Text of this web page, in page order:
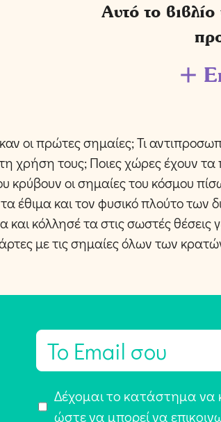
Αυτό το
οι πρώτες σημαίες; Τι
τη χρήση τους; Ποιες χώρες έχουν
κρύβουν οι σημαίες του κόσμου
τα έθιμα και τον φυσικό πλούτο
κόλλησέ τα στις σωστές θέσεις
με τις σημαίες όλων των
E
i
π
Δέχομαι το κατάστημα να
ώστε να μπορεί να